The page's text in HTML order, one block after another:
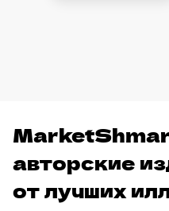
авторские
от лучших